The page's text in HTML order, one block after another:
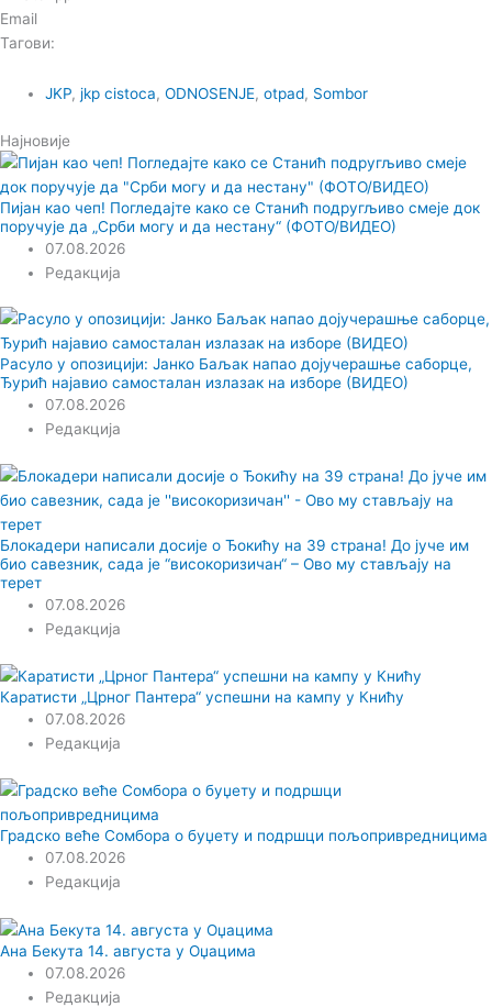
Email
Тагови:
JKP,jkp cistoca,ODNOSENJE,otpad, Sombor
Најновије
Пијан као чеп! Погледајте како се Станић подругљиво смеје док
поручује да „Срби могу и да нестану“ (ФОТО/ВИДЕО)
07.08.2026
Редакција
Расуло у опозицији: Јанко Баљак напао дојучерашње саборце,
Ђурић најавио самосталан излазак на изборе (ВИДЕО)
07.08.2026
Редакција
Блокадери написали досије о Ђокићу на 39 страна! До јуче им
био савезник, сада је “високоризичан“ – Ово му стављају на
терет
07.08.2026
Редакција
Каратисти „Црног Пантера“ успешни на кампу у Книћу
07.08.2026
Редакција
Градско веће Сомбора о буџету и подршци пољопривредницима
07.08.2026
Редакција
Ана Бекута 14. августа у Оџацима
07.08.2026
Редакција